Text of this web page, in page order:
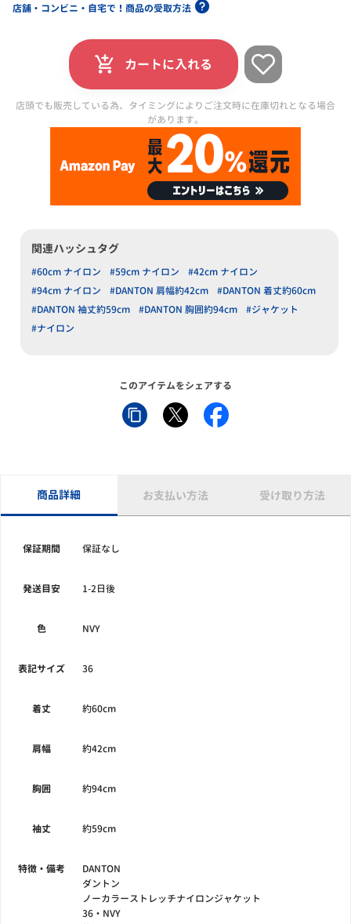
店舗・コンビニ・自宅で！商品の受取方法
カートに入れる
店頭でも販売している為、タイミングによりご注文時に在庫切れとなる場合
があります。
関連ハッシュタグ
#60cm ナイロン #59cm ナイロン
#42cm ナイロン
#94cm ナイロン
#DANTON 肩幅約42cm
#DANTON 着丈約60cm
#DANTON 袖丈約59cm
#DANTON 胸囲約94cm
#ジャケット
#ナイロン
このアイテムをシェアする
商品詳細 お支払い方法 受け取り方法
保証期間 保証なし
発送目安 1-2日後
色 NVY
表記サイズ 36
着丈 約60cm
肩幅 約42cm
胸囲 約94cm
袖丈 約59cm
特徴・備考
DANTON
ダントン
ノーカラーストレッチナイロンジャケット
36・NVY